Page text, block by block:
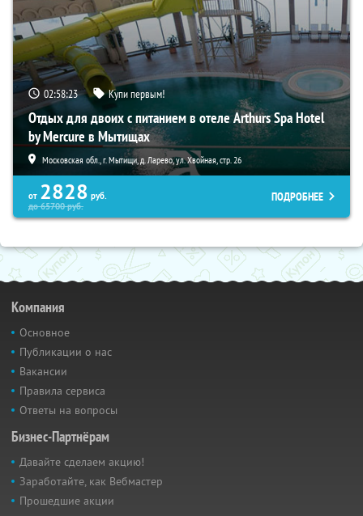
02:58:21 Купи первым!
Отдых для двоих с питанием в отеле Arthurs Spa Hotel
by Mercure в Мытищах
Московская обл., г. Мытищи, д. Ларево, ул. Хвойная, стр. 26
от 2828 руб.
до65700руб.
ПОДРОБНЕЕ
Компания
Основное
Публикации о нас
Вакансии
Правила сервиса
Ответы на вопросы
Бизнес-Партнёрам
Давайте сделаем акцию!
Заработайте, как Вебмастер
Прошедшие акции